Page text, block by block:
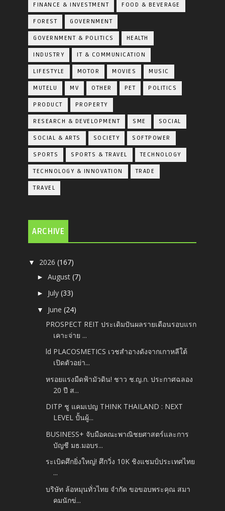
FINANCE & INVESTMENT FOOD & BEVERAGE
FOREST GOVERNMENT
GOVERNMENT & POLITICS HEALTH
INDUSTRY IT & COMMUNICATION
LIFESTYLE MOTOR MOVIES MUSIC
MUTELU MV OTHER PET POLITICS
PRODUCT PROPERTY
RESEARCH & DEVELOPMENT SME SOCIAL
SOCIAL & ARTS SOCIETY SOFTPOWER
SPORTS SPORTS & TRAVEL TECHNOLOGY
TECHNOLOGY & INNOVATION TRADE
TRAVEL
ARCHIVE
▼ 2026(167)
►August(7)
► July(33)
▼ June(24)
PROSPECT REIT ประเดิมปันผลรายเดือนรอบแรก
เคาะจ่าย ...
ld PLACOSMETICS เวชสำอางดังจากเกาหลีใต้
เปิดตัวอย่า...
หรอยแรงมืดฟ้ามัวดิน! ชาว ช.ญ.ก. ประกาศฉลอง
20 ปี ส...
DITP ชู แคมเปญ THINK THAILAND : NEXT
LEVEL ปั้นผู้...
BUSINESS+ จับมือคณะพาณิชยศาสตร์และการ
บัญชี มธ.มอบร...
ระเบิดศึกยิ่งใหญ่! ศึกวิ่ง 10K ชิงแชมป์ประเทศไทย
...
บริษัท ล้อหมุนทั่วไทย จำกัด ขอขอบพระคุณ สมา
คมนักข่...